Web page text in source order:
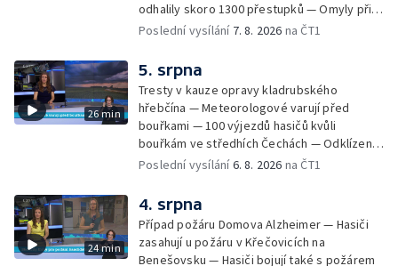
odhalily skoro 1300 přestupků — Omyly při
nouzovém volání o pomoc — Hradec Králové
rekord v hromadném seskoku parašutistů —
Chovné rybníky na Českolipsku pustoší
vydry — Instalace nové sochy v Mariánských
Lázních — Sedmiletý trest za dotační
podvod s projektem Technologického parku
v Písku — Dětský tábor na Brutal Assault —
Turistická trasa Svatojánské proudy zůstává
— Cestování za pozorováním noční oblohy
Poslední vysílání 7. 8. 2026 na ČT1
26 min
5. srpna
Tresty v kauze opravy kladrubského
hřebčína — Meteorologové varují před
bouřkami — 100 výjezdů hasičů kvůli
bouřkám ve středhích Čechách — Odklízení
škod po bouřkách — Hasiči likvidovali
Václavském náměstí — Necelý kilometr řeky
Otavy u šumavského Annína je téměř bez
vody — Pátrání po dvou mužích na jezeře
Most — Tábor pro děti odsouzených — Tábor
Poslední vysílání6. 8. 2026 na ČT1
24 min
4. srpna
Případ požáru Domova Alzheimer — Hasiči
zasahují u požáru v Křečovicích na
Benešovsku — Hasiči bojují také s požárem